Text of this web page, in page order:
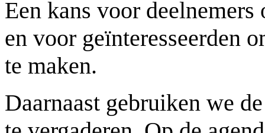
Een kans voor
en voor geïnteresseerden
te maken.
Daarnaast gebruiken we